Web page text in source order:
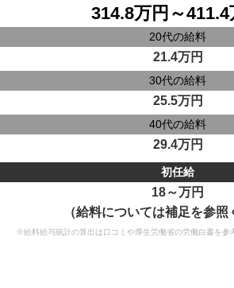
314.8万円～411.4
20代の給料
21.4万円
30代の給料
25.5万円
40代の給料
29.4万円
初任給
18～万円
（給料については補足を参照
※給料給与統計の算出は口コミや厚生労働省の労働白書を参